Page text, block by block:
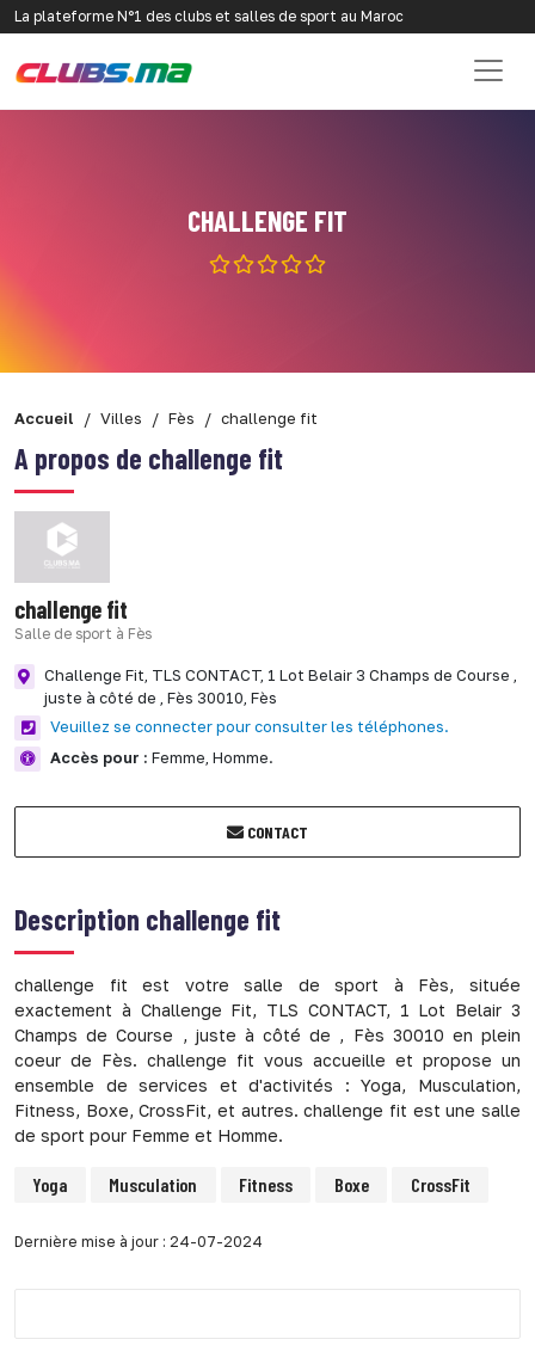
La plateforme N°1 des clubs et salles de sport au Maroc
CHALLENGE FIT
Accueil Villes Fès challenge fit
A propos de challenge fit
challenge fit
Salle de sport à Fès
Challenge Fit, TLS CONTACT, 1 Lot Belair 3 Champs de Course ,
juste à côté de , Fès 30010, Fès
Veuillez se connecter pour consulter les téléphones.
Accès pour : Femme, Homme.
CONTACT
Description challenge fit
challenge fit est votre salle de sport à Fès, située
exactement à Challenge Fit, TLS CONTACT, 1 Lot Belair 3
Champs de Course , juste à côté de , Fès 30010 en plein
coeur de Fès. challenge fit vous accueille et propose un
ensemble de services et d'activités : Yoga, Musculation,
Fitness, Boxe, CrossFit, et autres. challenge fit est une salle
de sport pour Femme et Homme.
Yoga Musculation Fitness Boxe CrossFit
Dernière mise à jour : 24-07-2024